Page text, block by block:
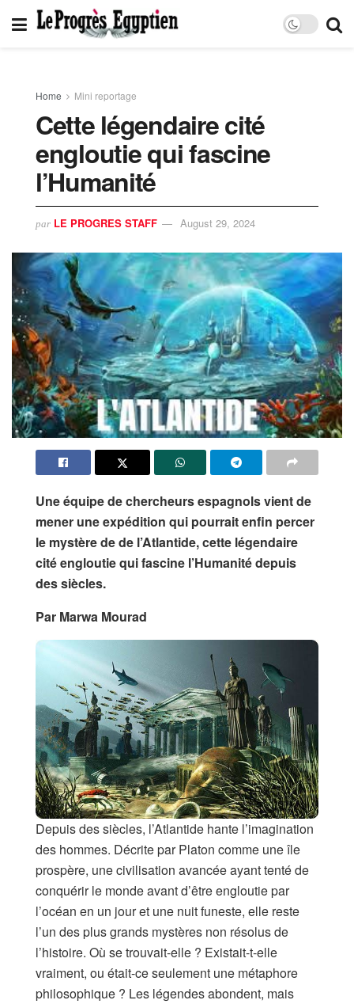
Home Mini reportage
Cette légendaire cité
engloutie qui fascine
l’Humanité
par LE PROGRES STAFF August 29, 2024
Une équipe de chercheurs espagnols vient de
mener une expédition qui pourrait enfin percer
le mystère de de l’Atlantide, cette légendaire
cité engloutie qui fascine l’Humanité depuis
des siècles.
Par Marwa Mourad
Depuis des siècles, l’Atlantide hante l’imagination
des hommes. Décrite par Platon comme une île
prospère, une civilisation avancée ayant tenté de
conquérir le monde avant d’être engloutie par
l’océan en un jour et une nuit funeste, elle reste
l’un des plus grands mystères non résolus de
l’histoire. Où se trouvait-elle ? Existait-t-elle
vraiment, ou était-ce seulement une métaphore
philosophique ? Les légendes abondent, mais